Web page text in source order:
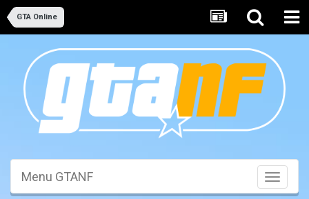
GTA Online
Toggle
Menu GTANF